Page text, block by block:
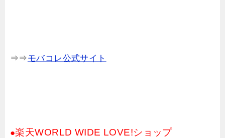
⇒⇒モバコレ公式サイト
●楽天WORLD WIDE LOVE!ショップ